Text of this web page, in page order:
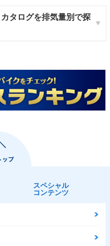
タログを排気量別で探
スペシャル
コンテンツ